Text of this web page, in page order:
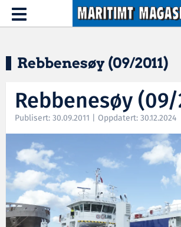
Hopp til hovedinnhold
Toggle
navigation
Rebbenesøy (09/2011)
Rebbenesøy (09/
Publisert: 30.09.2011 | Oppdatert: 30.12.2024